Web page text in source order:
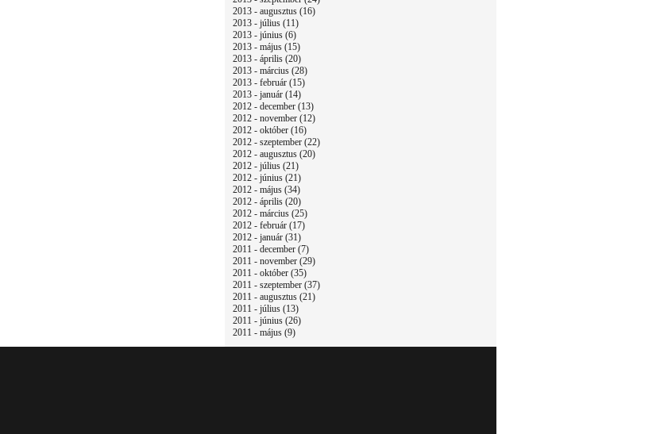
2013 - augusztus (16)
2013 - július (11)
2013 - június (6)
2013 - május (15)
2013 - április (20)
2013 - március (28)
2013 - február (15)
2013 - január (14)
2012 - december (13)
2012 - november (12)
2012 - október (16)
2012 - szeptember (22)
2012 - augusztus (20)
2012 - július (21)
2012 - június (21)
2012 - május (34)
2012 - április (20)
2012 - március (25)
2012 - február (17)
2012 - január (31)
2011 - december (7)
2011 - november (29)
2011 - október (35)
2011 - szeptember (37)
2011 - augusztus (21)
2011 - július (13)
2011 - június (26)
2011 - május (9)